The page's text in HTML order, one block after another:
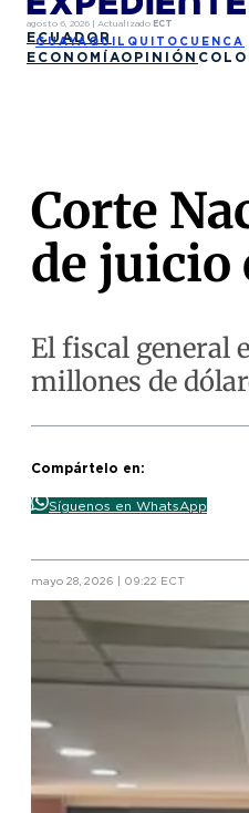
agosto 6, 2026 | Actualizado ECT
ECUADOR
GUAYAQUIL QUITO CUENCA
ECONOMÍAOPINIÓN
Corte
de juicio
El fiscal general
millones de
Compártelo en:
Síguenos en WhatsApp
mayo 28, 2026 | 09:22 ECT